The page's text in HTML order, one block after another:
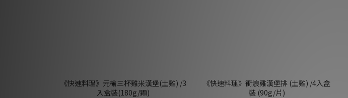
《快速料理》元榆三杯雞米漢堡(土雞) /3
入盒裝(180g/顆)
《快速料理》衝浪雞漢堡排 (土雞) /4入盒
裝 (90g/片)